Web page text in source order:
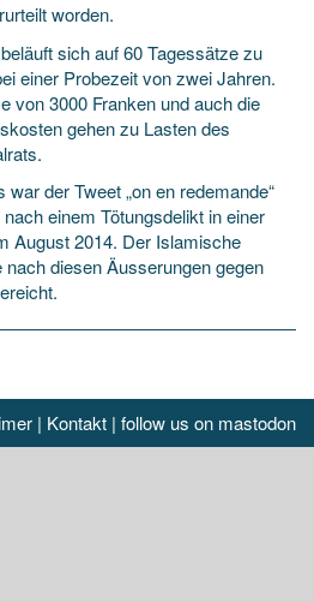
worden.
sich auf 60 Tagessätze zu
einer Probezeit von zwei Jahren.
von 3000 Franken und auch die
gehen zu Lasten des
der Tweet „on en redemande“
einem Tötungsdelikt in einer
August 2014. Der Islamische
diesen Äusserungen gegen
| Kontakt | follow us on mastodon